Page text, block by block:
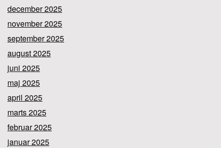
december 2025
november 2025
september 2025
august 2025
juni 2025
maj 2025
april 2025
marts 2025
februar 2025
januar 2025